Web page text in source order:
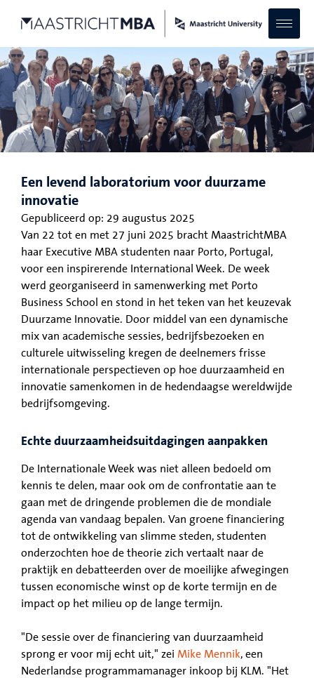
Een levend laboratorium voor duurzame
innovatie
Gepubliceerd op: 29 augustus 2025
Van 22 tot en met 27 juni 2025 bracht MaastrichtMBA
haar Executive MBA studenten naar Porto, Portugal,
voor een inspirerende International Week. De week
werd georganiseerd in samenwerking met Porto
Business School en stond in het teken van het keuzevak
Duurzame Innovatie. Door middel van een dynamische
mix van academische sessies, bedrijfsbezoeken en
culturele uitwisseling kregen de deelnemers frisse
internationale perspectieven op hoe duurzaamheid en
innovatie samenkomen in de hedendaagse wereldwijde
bedrijfsomgeving.
Echte duurzaamheidsuitdagingen aanpakken
De Internationale Week was niet alleen bedoeld om
kennis te delen, maar ook om de confrontatie aan te
gaan met de dringende problemen die de mondiale
agenda van vandaag bepalen. Van groene financiering
tot de ontwikkeling van slimme steden, studenten
onderzochten hoe de theorie zich vertaalt naar de
praktijk en debatteerden over de moeilijke afwegingen
tussen economische winst op de korte termijn en de
impact op het milieu op de lange termijn.
"De sessie over de financiering van duurzaamheid
sprong er voor mij echt uit," zei Mike Mennik, een
Nederlandse programmamanager inkoop bij KLM. "Het